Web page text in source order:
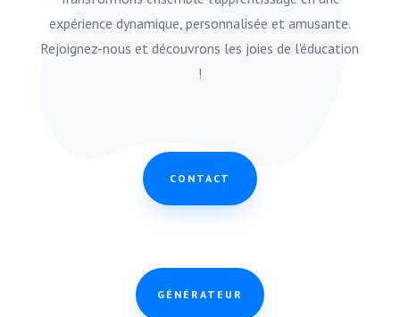
expérience dynamique, personnalisée et amusante.
Rejoignez-nous et découvrons les joies de l'éducation
!
CONTACT
GÉNÉRATEUR